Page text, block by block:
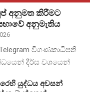
අනුමත කිරීමට
අනුමැතිය
Telegram විගණකාධිපති
දීර්ඝ වශයෙන්
යුද්ධය අවසන්